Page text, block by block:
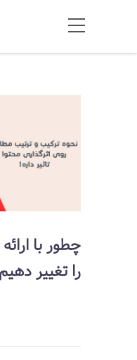
چطور با
را تغییر دهیم